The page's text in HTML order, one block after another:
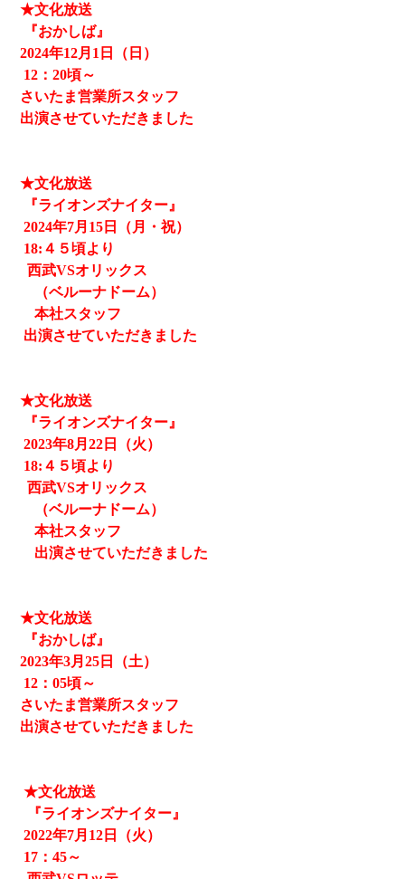
★文化放送
『おかしば』
2024年12月1日（日）
12 ：20頃～
さいたま営業所スタッフ
出演させていただきました
★文化放送
『ライオンズナイター』
2024年7月15日（月・祝）
18:４５頃より
西武VSオリックス
（ベルーナドーム）
本社スタッフ
出演させていただきました
★文化放送
『ライオンズナイター』
2023年8月22日（火）
18:４５頃より
西武VSオリックス
（ベルーナドーム）
本社スタッフ
出演させていただきました
★文化放送
『おかしば』
2023年3月25日（土）
12 ：05頃～
さいたま営業所スタッフ
出演させていただきました
★文化放送
『ライオンズナイター』
2022年7月 12 日（火）
17 ：45～